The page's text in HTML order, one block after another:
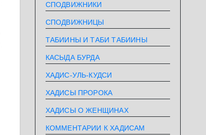
СПОДВИЖНИКИ
СПОДВИЖНИЦЫ
ТАБИИНЫ И ТАБИ ТАБИИНЫ
КАСЫДА БУРДА
ХАДИС-УЛЬ-КУДСИ
ХАДИСЫ ПРОРОКА
ХАДИСЫ О ЖЕНЩИНАХ
КОММЕНТАРИИ К ХАДИСАМ